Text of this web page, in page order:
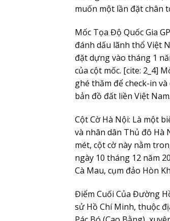
muốn một lần đặt chân
Mốc Tọa Độ Quốc Gia
đánh dấu lãnh thổ Việt
đặt dựng vào tháng 1
của cột mốc. [cite: 2_4]
ghé thăm để check-in
bản đồ đất liền Việt
Cột Cờ Hà Nội: Là một
và nhân dân Thủ đô Hà
mét, cột cờ này nằm
ngày 10 tháng 12 năm
Cà Mau, cụm đảo Hòn
Điểm Cuối Của Đường
sử Hồ Chí Minh, thuộc